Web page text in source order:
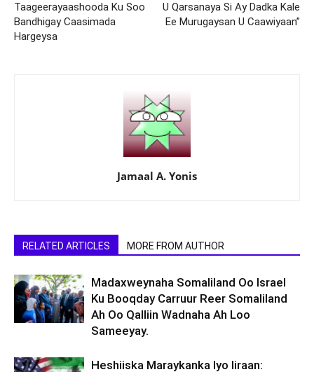
Taageerayaashooda Ku Soo
Bandhigay Caasimada
Hargeysa
U Qarsanaya Si Ay Dadka Kale
Ee Murugaysan U Caawiyaan”
Jamaal A. Yonis
RELATED ARTICLES MORE FROM AUTHOR
Madaxweynaha Somaliland Oo Israel
Ku Booqday Carruur Reer Somaliland
Ah Oo Qalliin Wadnaha Ah Loo
Sameeyay.
Heshiiska Maraykanka Iyo Iiraan: